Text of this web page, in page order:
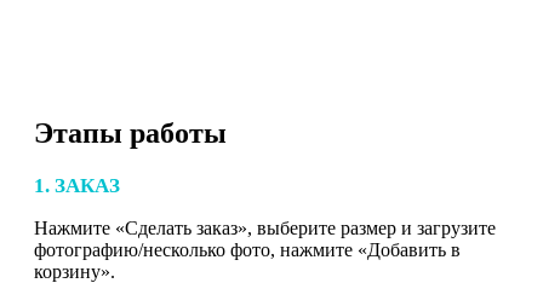
Этапы работы
1. ЗАКАЗ
Нажмите «Сделать заказ», выберите размер и загрузите
фотографию/несколько фото, нажмите «Добавить в
корзину».